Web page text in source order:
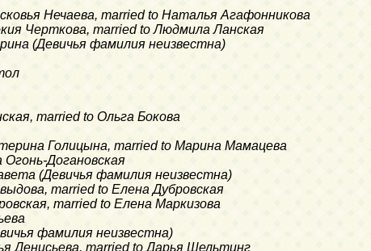
Нечаева, married to Наталья Агафонникова
Черткова, married to Людмила Ланская
(Девичья фамилия неизвестна)
married to Ольга Бокова
Голицына, married to Марина Мамацева
Огонь-Догановская
(Девичья фамилия неизвестна)
married to Елена Дубровская
married to Елена Маркизова
фамилия неизвестна)
Денисьева, married to Дарья Шельтинг